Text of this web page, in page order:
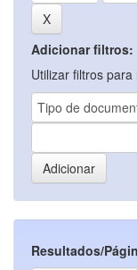
Adicionar filtros:
Utilizar filtros
Resultados/